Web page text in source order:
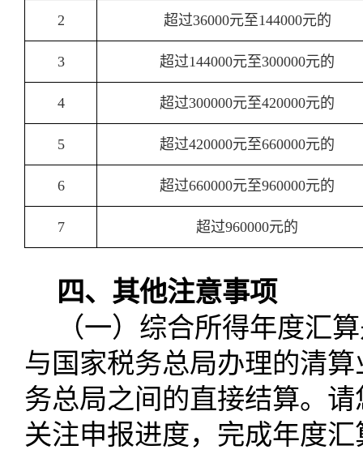
2 超过36000元至144000元的
3 超过144000元至300000元的
4 超过300000元至420000元的
5 超过420000元至660000元的
6 超过660000元至960000元的
7 超过960000元的
四、其他注意事项
（一）综合所得年度汇
与国家税务总局办理的清
务总局之间的直接结算。
关注申报进度，完成年度